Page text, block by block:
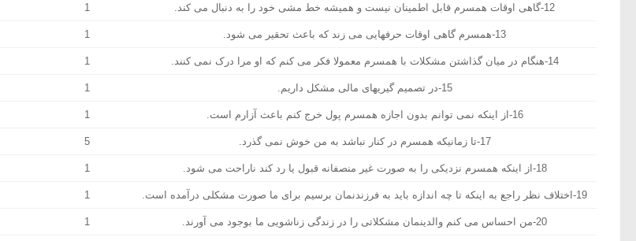
12-گاهی اوقات همسرم قابل اطمینان نیست و همیشه خط مشی خود را به دنبال می کند. 1
13-همسرم گاهی اوقات حرفهایی می زند که باعث تحقیر می شود. 1
14-هنگام در میان گذاشتن مشکلات با همسرم معمولا فکر می کنم که او مرا درک نمی کنند. 1
15-در تصمیم گیریهای مالی مشکل داریم. 1
16-از اینکه نمی توانم بدون اجازه همسرم پول خرج کنم باعث آزارم است. 1
17-تا زمانیکه همسرم در کنار نباشد به من خوش نمی گذرد. 5
18-از اینکه همسرم نزدیکی را به صورت غیر منصفانه قبول یا رد کند ناراحت می شود. 1
19-اختلاف نظر راجع به اینکه تا چه اندازه باید به فرزندنمان برسیم برای ما صورت مشکلی درآمده است. 1
20-من احساس می کنم والدینمان مشکلاتی را در زندگی زناشویی ما بوجود می آورند. 1